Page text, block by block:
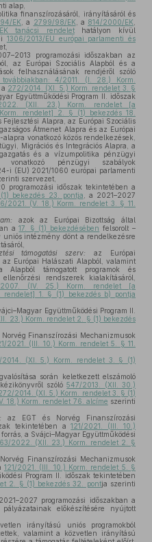
alap,
finanszírozásáról, irányításáról és
EK , a 2799/98/EK , a 814/2000/EK
tanácsi rendelethatályon kívül
1306/2013/EU európai parlamenti és
programozási időszakban az
az Európai Szociális Alapból és a
felhasználásának rendjéről szóló
4/2011. (I. 28.) Korm.
272/2014. (XI. 5.) Korm. rendelet 3. §
Együttműködési Program II. időszak
(XII. 23.) Korm. rendelet [a
rendelet] 2. § (1) bekezdés 18.
Alapra, az Európai Szociális
Átmenet Alapra és az Európai
vonatkozó közös rendelkezések,
Migrációs és Integrációs Alapra, a
és a vízumpolitika pénzügyi
vonatkozó pénzügyi szabályok
i (EU) 2021/1060 európai parlamenti
szervezet,
programozási időszak tekintetében a
bekezdés 23. pontja , a 2021–2027
2021. (V. 18.) Korm. rendelet 3. § 11.
azok az Európai Bizottság által
a17. § (1) bekezdésében felsorolt –
uniós intézmény dönt a rendelkezésre
támogatási szerv:
az Európai
Európai Halászati Alapból, valamint
Alapból támogatott programok és
rendszerek kialakításáról,
2007. (IV. 25.) Korm. rendelet [a
1. § (1) bekezdés b) pontja
Együttműködési Program II.
23.) Korm. rendelet 2. § (1) bekezdés
Norvég Finanszírozási Mechanizmusok
2021. (III. 10.) Korm. rendelet 5. § 11.
2014. (XI. 5.) Korm. rendelet 3. § (1)
során keletkezett elszámoló
szóló547/2013. (XII. 30.)
2014. (XI. 5.) Korm. rendelet 3. § (1)
18.) Korm. rendelet 76. alcíme szerinti
az EGT és Norvég Finanszírozási
tekintetében a121/2021. (III. 10.)
a Svájci–Magyar Együttműködési
2022. (XII. 23.) Korm. rendelet 2. §
Finanszírozási Mechanizmusok
121/2021. (III. 10.) Korm. rendelet 5. §
Program II. időszak tekintetében
2. § (1) bekezdés 32. pontja szerinti
programozási időszakban a
előkészítésére nyújtott
irányítású uniós programokból
valamint a közvetlen irányítású